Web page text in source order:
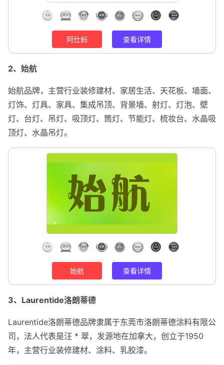
阿仕蚂 查看详情
2、始航
始航品牌，主营行业装修建材、家居生活、天花板、墙面、
灯饰、灯具、家具、集成吊顶、背景墙、射灯、灯泡、壁
灯、台灯、吊灯、吸顶灯、筒灯、节能灯、梳妆台、水晶吸
顶灯、水晶吊灯。
始航 查看详情
3、Laurentide洛朗蒂德
Laurentide洛朗蒂德品牌隶属于东莞市洛朗蒂德涂料有限公
司，法人代表是汪 * 翠，发源地在加拿大，创立于1950
年，主营行业装修建材、涂料、乳胶漆。